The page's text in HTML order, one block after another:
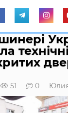
51 0